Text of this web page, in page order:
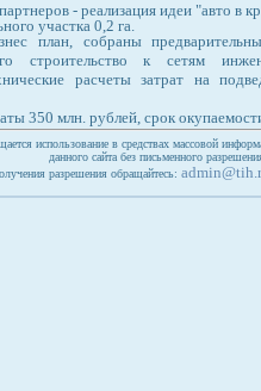
- реализация идеи "авто в
участка 0,2 га.
план, собраны
строительство к сетям
расчеты затрат на
350 млн. рублей, срок
использование в средствах массовой
данного сайта без письменного
разрешения обращайтесь: